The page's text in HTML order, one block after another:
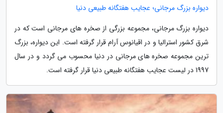
دیواره بزرگ مرجانی؛ عجایب هفتگانه طبیعی دنیا
دیواره بزرگ مرجانی، مجموعه بزرگی از صخره های مرجانی است که در
شرق کشور استرالیا و در اقیانوس آرام قرار گرفته است. این دیواره، بزرگ
ترین مجموعه صخره های مرجانی در دنیا محسوب می گردد و در سال
1997 در لیست عجایب هفتگانه طبیعی دنیا قرار گرفته است.